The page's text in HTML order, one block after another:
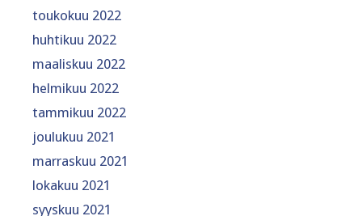
toukokuu 2022
huhtikuu 2022
maaliskuu 2022
helmikuu 2022
tammikuu 2022
joulukuu 2021
marraskuu 2021
lokakuu 2021
syyskuu 2021